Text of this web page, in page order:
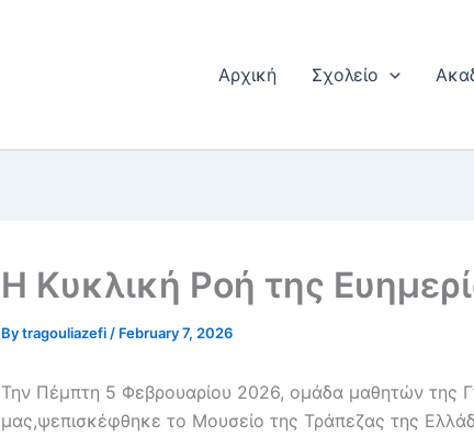
Αρχική Σχολείο
Η Κυκλική Ροή της
Bytragouliazefi / February 7, 2026
Την Πέμπτη 5 Φεβρουαρίου 2026, ομάδα μαθητών της
μας,ψεπισκέφθηκε το Μουσείο της Τράπεζας της